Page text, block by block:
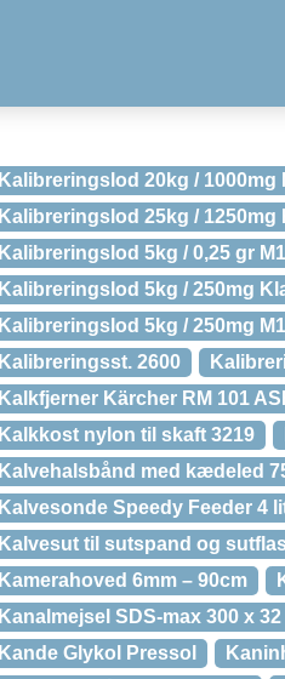
Kalibreringslod 20kg / 1000mg
Kalibreringslod 25kg /
Kalibreringslod 5kg / 0,25 gr
Kalibreringslod 5kg / 250mg
Kalibreringslod 5kg / 250mg
Kalibreringsst. 2600
Kalkfjerner Kärcher RM 101
Kalkkost nylon til skaft 3219
Kalvehalsbånd med kædeled
Kalvesonde Speedy Feeder 4
Kalvesut til sutspand og
Kamerahoved 6mm – 90cm
Kanalmejsel SDS-max 300 x
Kande Glykol Pressol